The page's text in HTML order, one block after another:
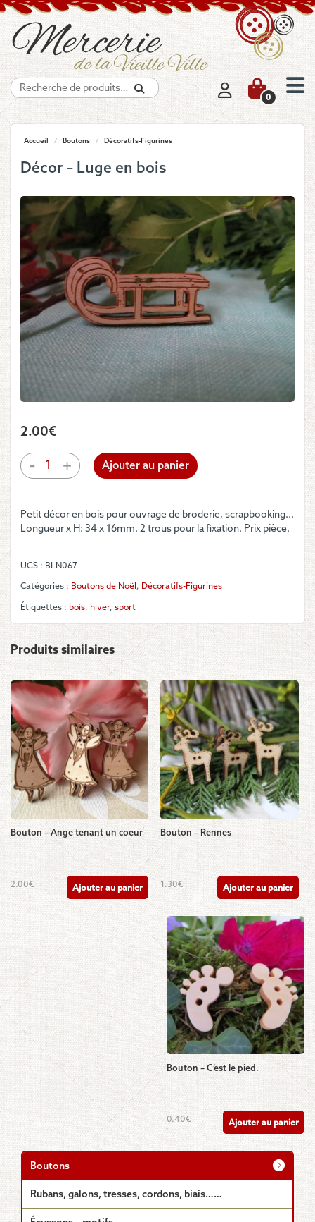
Recherche
0
Accueil / Boutons / Décoratifs-Figurines
Décor – Luge en bois
2.00€
-
quantité
de
Luge
en
+ Ajouter au panier
Petit décor en bois pour ouvrage de broderie, scrapbooking...
Longueur x H: 34 x 16mm. 2 trous pour la fixation. Prix pièce.
UGS : BLN067
Catégories : Boutons de Noël, Décoratifs-Figurines
Étiquettes : bois, hiver, sport
Produits similaires
Bouton – Ange tenant un coeur
2.00€ Ajouter au panier
Bouton – Rennes
1.30€ Ajouter au panier
Bouton – C’est le pied.
0.40€ Ajouter au panier
Boutons
Rubans, galons, tresses, cordons, biais……